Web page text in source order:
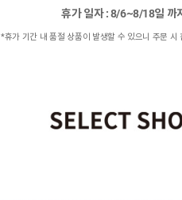
휴가 일자 : 8/6~8/18일 까
*휴가 기간 내 품절 상품이 발생할 수 있으니 주문 시